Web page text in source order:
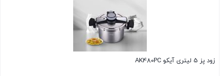
زود پز 5 لیتری آیکو AK480PC